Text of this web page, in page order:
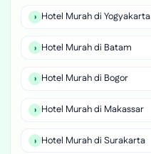
Hotel Murah di Yogyakarta
Hotel Murah di Batam
Hotel Murah di Bogor
Hotel Murah di Makassar
Hotel Murah di Surakarta